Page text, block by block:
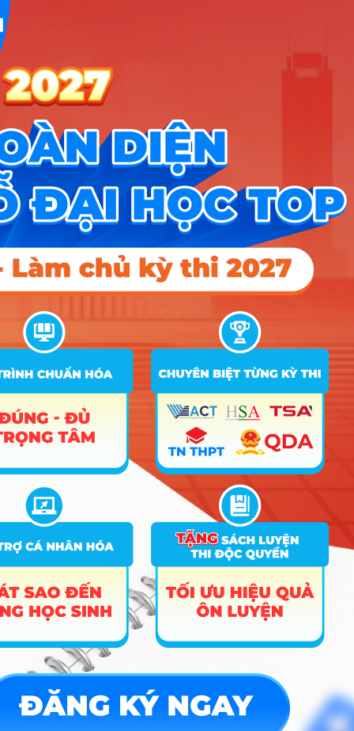
28 Kỹ thuật điện
29
Kỹ thuật điện tử
30
Kỹ thuật điều
khiển và Tự động
hóa
A00; A01; C01; D01; D07;
X06; X26
dựng
A00; A01; C01; D01; D07;
X06; X26
Công tác xã hội
C00; C03; C04; D01; D14;
X01; X70; X78
23.7 20.25 15
20.25
33
Quản trị dịch vụ
du lịch và lữ
A00; A01; D01; D04; D09;
X01; X17; X21; X25; X78
22.25 19.85 17.75
sạn
22.65
35
Quản lý tài
nguyên và môi
B02; C04; C13; D01; D10;
20.75 15 15
STT Tên ngành Tổ hợp
2025 2024 2023
1 Quản lý Giáo dục D01 27.33 18 18
D01; D14; D15
Ngôn ngữ Trung Quốc
A01; D01; D04; D15
D01; D14; D15 25.73
4 Kinh tế D01; X25 24.67 20 24.5
5 Quản lý nhà nước D01; D14; X01; X25 26.16 18.5 18
26.87
Việt Nam học D01; D15 26.09
8 Quản trị kinh doanh
D01; D04; X01; X25;
24.88 20
Kế toán
11 Kế toán CLC D01; X25 23.25 19.5
12 Kiểm toán